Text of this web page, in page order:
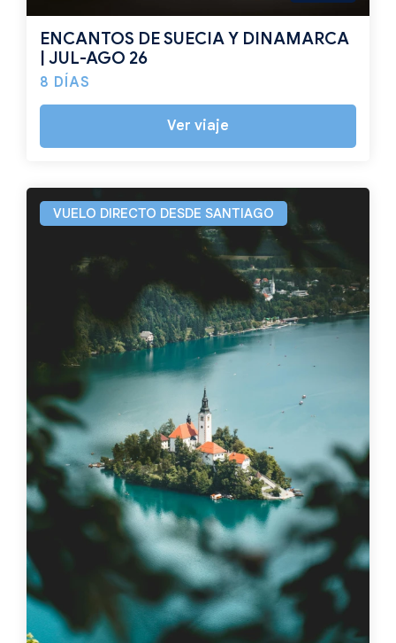
ENCANTOS DE SUECIA Y DINAMARCA
| JUL-AGO 26
8 DÍAS
Ver viaje
VUELO DIRECTO DESDE SANTIAGO